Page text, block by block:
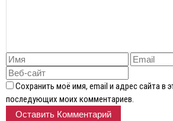
Сохранить моё имя, email и адрес сайта в
последующих моих комментариев.